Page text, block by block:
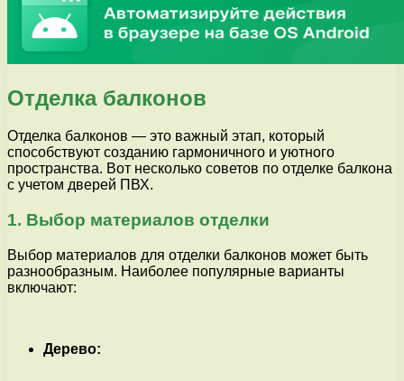
Отделка балконов
Отделка балконов — это важный этап, который
способствуют созданию гармоничного и уютного
пространства. Вот несколько советов по отделке балкона
с учетом дверей ПВХ.
1. Выбор материалов отделки
Выбор материалов для отделки балконов может быть
разнообразным. Наиболее популярные варианты
включают:
Дерево: